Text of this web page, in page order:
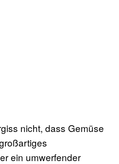
nicht, dass Gemüse
ein umwerfender